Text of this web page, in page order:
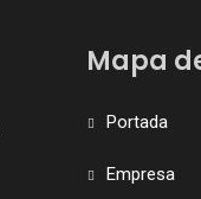
Mapa
Portada
Empresa